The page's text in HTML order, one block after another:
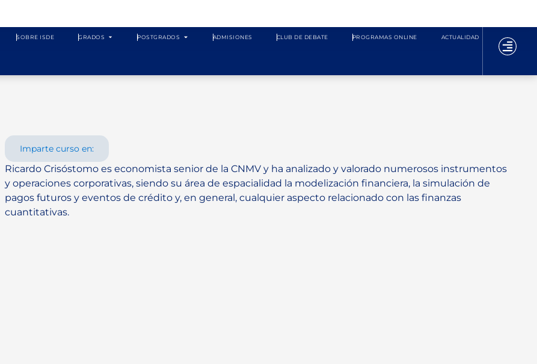
SOBRE ISDE GRADOS POSTGRADOS ADMISIONES CLUB DE DEBATE PROGRAMAS ONLINE ACTUALIDAD
Imparte curso en:
Ricardo Crisóstomo es economista senior de la CNMV y ha analizado y valorado numerosos instrumentos
y operaciones corporativas, siendo su área de espacialidad la modelización financiera, la simulación de
pagos futuros y eventos de crédito y, en general, cualquier aspecto relacionado con las finanzas
cuantitativas.